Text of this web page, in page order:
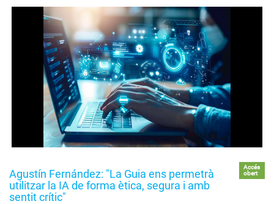
Agustín Fernández: "La Guia ens permetrà
utilitzar la IA de forma ètica, segura i amb
sentit crític"
Accés
obert